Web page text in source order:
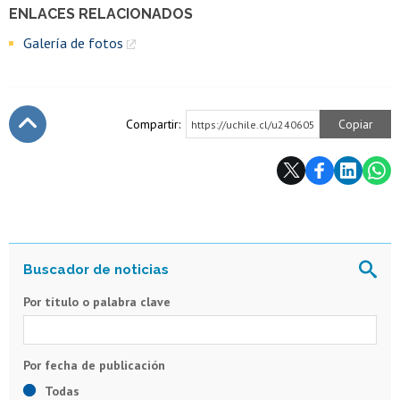
ENLACES RELACIONADOS
Galería de fotos
Compartir: https://uchile.cl/u240605 Copiar
Por título o palabra clave
Todas